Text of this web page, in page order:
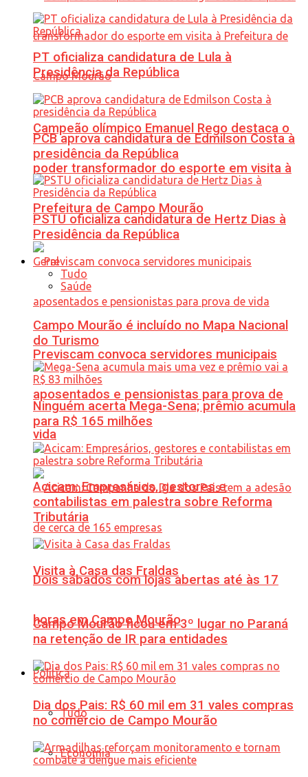
Campeão olímpico Emanuel Rego destaca o
poder transformador do esporte em visita à
Prefeitura de Campo Mourão
Previscam convoca servidores municipais
aposentados e pensionistas para prova de
vida
Dois sábados com lojas abertas até às 17
horas em Campo Mourão
Política
Tudo
Economia
PT oficializa candidatura de Lula à
Presidência da República
PCB aprova candidatura de Edmilson Costa à
presidência da República
PSTU oficializa candidatura de Hertz Dias à
Presidência da República
Geral
Tudo
Saúde
Campo Mourão é incluído no Mapa Nacional
do Turismo
Ninguém acerta Mega-Sena; prêmio acumula
para R$ 165 milhões
Acicam: Empresários, gestores e
contabilistas em palestra sobre Reforma
Tributária
Visita à Casa das Fraldas
Campo Mourão ficou em 3º lugar no Paraná
na retenção de IR para entidades
Dia dos Pais: R$ 60 mil em 31 vales compras
no comércio de Campo Mourão